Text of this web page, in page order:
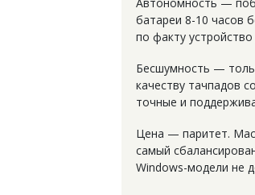
батареи 8-10 часов
по факту
Бесшумность —
качеству тачпадов
точные и
Цена — паритет.
самый
Windows-модели не